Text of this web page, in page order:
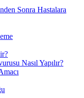
Sonra Hastalara
Nasıl Yapılır?